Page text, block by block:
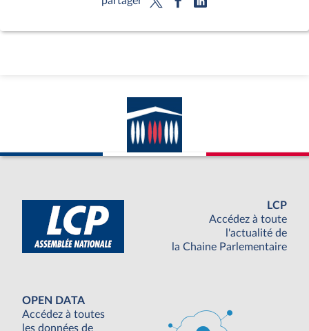
LCP
Accédez à toute
l'actualité de
la Chaine Parlementaire
OPEN DATA
Accédez à toutes
les données de